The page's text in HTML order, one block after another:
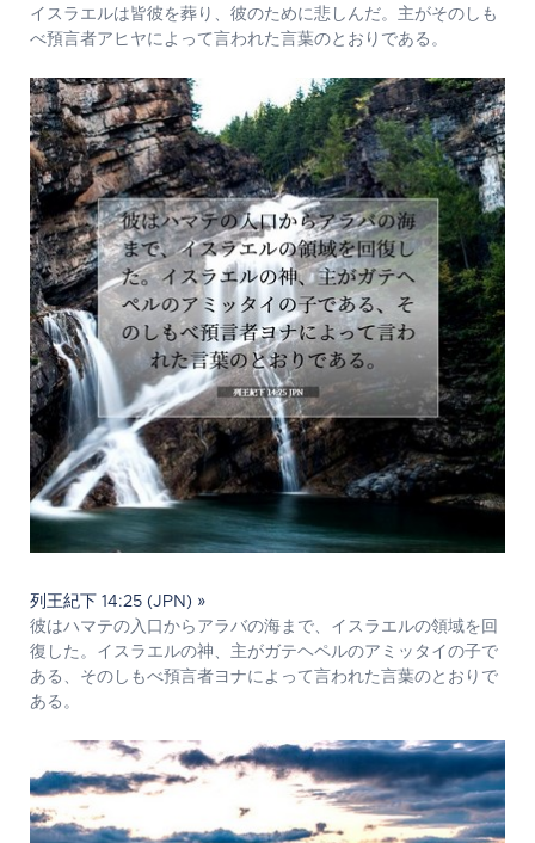
イスラエルは皆彼を葬り、彼のために悲しんだ。主がそのしも
べ預言者アヒヤによって言われた言葉のとおりである。
列王紀下 14:25 (JPN) »
彼はハマテの入口からアラバの海まで、イスラエルの領域を回
復した。イスラエルの神、主がガテヘペルのアミッタイの子で
ある、そのしもべ預言者ヨナによって言われた言葉のとおりで
ある。